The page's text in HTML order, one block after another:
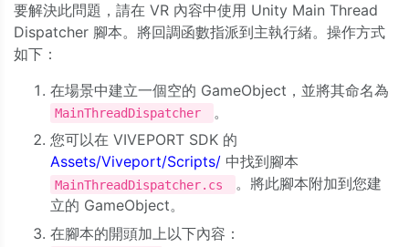
要解決此問題，請在 VR 內容中使用 Unity Main Thread
Dispatcher 腳本。將回調函數指派到主執行緒。操作方式
如下：
在場景中建立一個空的 GameObject，並將其命名為
MainThreadDispatcher
。
您可以在 VIVEPORT SDK 的
Assets/Viveport/Scripts/ 中找到腳本
MainThreadDispatcher.cs
。將此腳本附加到您建
立的 GameObject。
在腳本的開頭加上以下內容：